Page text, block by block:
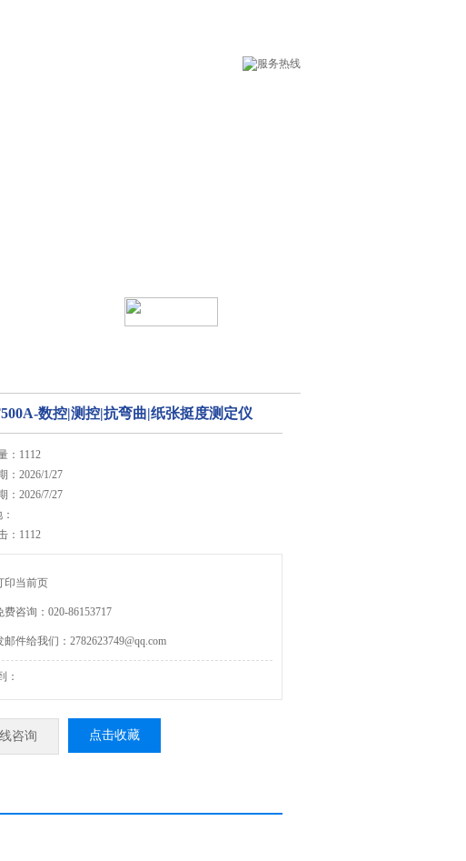
数控|测控|抗弯曲|纸张挺度测定仪
：1112
：2026/1/27
：2026/7/27
：1112
印当前页
费咨询：020-86153717
邮件给我们：2782623749@qq.com
：
咨询 点击收藏